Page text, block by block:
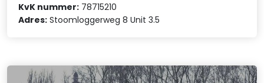
KvK nummer: 78715210
Adres: Stoomloggerweg 8 Unit 3.5